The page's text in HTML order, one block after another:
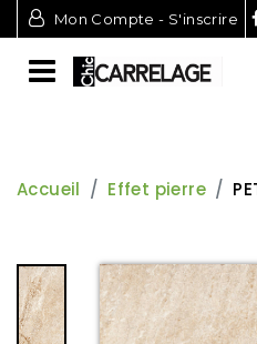
Mon Compte - S'inscrire
Accueil Effet pierre